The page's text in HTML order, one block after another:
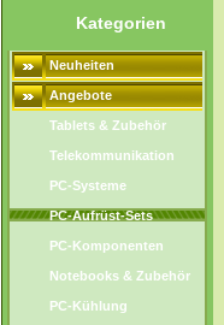
Kategorien
Neuheiten
Angebote
Tablets & Zubehör
Telekommunikation
PC-Systeme
PC-Aufrüst-Sets
PC-Komponenten
Notebooks & Zubehör
PC-Kühlung